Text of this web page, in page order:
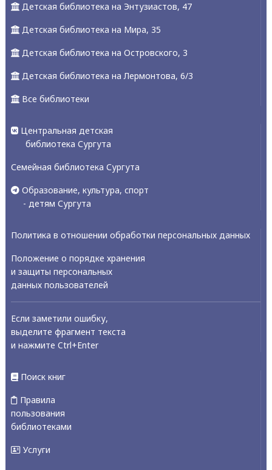
Детская библиотека на Энтузиастов, 47
Детская библиотека на Мира, 35
Детская библиотека на Островского, 3
Детская библиотека на Лермонтова, 6/3
Все библиотеки
Центральная детская
библиотека Сургута
Семейная библиотека Сургута
Образование, культура, спорт
- детям Сургута
Политика в отношении обработки персональных данных
Положение о порядке хранения
и защиты персональных
данных пользователей
Если заметили ошибку,
выделите фрагмент текста
и нажмите Ctrl+Enter
Поиск книг
Правила
пользования
библиотеками
Услуги